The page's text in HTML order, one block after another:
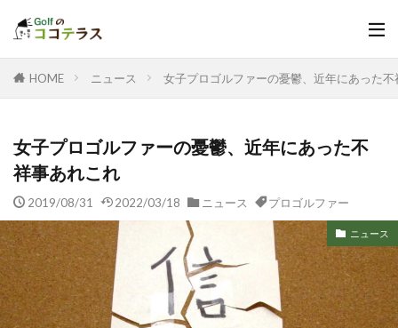
HOME ニュース 女子プロゴルファーの憂鬱、近年にあった
女子プロゴルファーの憂鬱、近年にあった不
祥事あれこれ
2019/08/31 2022/03/18 ニュース プロゴルファー
ニュース